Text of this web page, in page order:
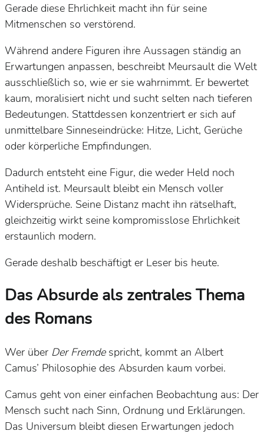
Gerade diese Ehrlichkeit macht ihn für seine
Mitmenschen so verstörend.
Während andere Figuren ihre Aussagen ständig an
Erwartungen anpassen, beschreibt Meursault die Welt
ausschließlich so, wie er sie wahrnimmt. Er bewertet
kaum, moralisiert nicht und sucht selten nach tieferen
Bedeutungen. Stattdessen konzentriert er sich auf
unmittelbare Sinneseindrücke: Hitze, Licht, Gerüche
oder körperliche Empfindungen.
Dadurch entsteht eine Figur, die weder Held noch
Antiheld ist. Meursault bleibt ein Mensch voller
Widersprüche. Seine Distanz macht ihn rätselhaft,
gleichzeitig wirkt seine kompromisslose Ehrlichkeit
erstaunlich modern.
Gerade deshalb beschäftigt er Leser bis heute.
Das Absurde als zentrales Thema
des Romans
Wer über Der Fremdespricht, kommt an Albert
Camus’ Philosophie des Absurden kaum vorbei.
Camus geht von einer einfachen Beobachtung aus: Der
Mensch sucht nach Sinn, Ordnung und Erklärungen.
Das Universum bleibt diesen Erwartungen jedoch